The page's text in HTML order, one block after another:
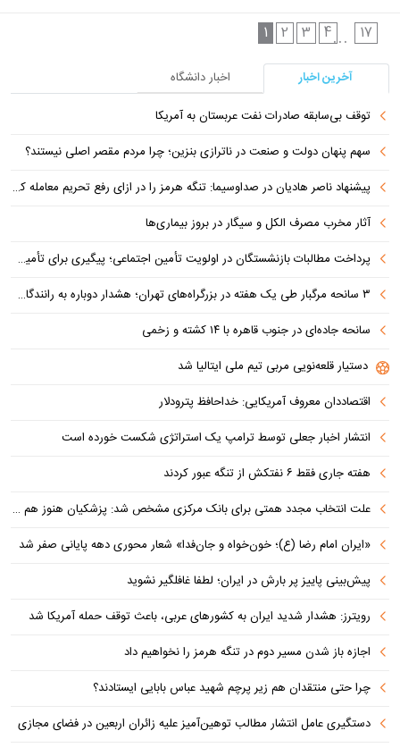
1
2 3 4... 17
آخرین اخبار
اخبار دانشگاه
توقف بی‌سابقه صادرات نفت عربستان به آمریکا
سهم پنهان دولت و صنعت در ناترازی بنزین؛ چرا مردم مقصر اصلی نیستند؟
پیشنهاد ناصر هادیان در صداوسیما: تنگه هرمز را در ازای رفع تحریم معامله کنیم
آثار مخرب مصرف الکل و سیگار در بروز بیماری‌ها
پرداخت مطالبات بازنشستگان در اولویت تأمین اجتماعی؛ پیگیری برای تأمین منابع ادامه دارد
۳ سانحه مرگبار طی یک هفته در بزرگراه‌های تهران؛ هشدار دوباره به رانندگان و عابران
سانحه جاده‌ای در جنوب قاهره با ۱۴ کشته و زخمی
دستیار قلعه‌نویی مربی تیم ملی ایتالیا شد
اقتصاددان معروف آمریکایی: خداحافظ پترودلار
انتشار اخبار جعلی توسط ترامپ یک استراتژی شکست خورده است
هفته جاری فقط ۶ نفتکش از تنگه عبور کردند
علت انتخاب مجدد همتی برای بانک مرکزی مشخص شد: پزشکیان هنوز هم متوجه نشده است چرا همتی استیضاح شد!
«ایران امام رضا (ع)؛ خون‌خواه و جان‌فدا» شعار محوری دهه پایانی صفر شد
پیش‌بینی پاییز پر بارش در ایران؛ لطفا غافلگیر نشوید
رویترز: هشدار شدید ایران به کشورهای عربی، باعث توقف حمله آمریکا شد
اجازه باز شدن مسیر دوم در تنگه هرمز را نخواهیم داد
چرا حتی منتقدان هم زیر پرچم شهید عباس بابایی ایستادند؟
دستگیری عامل انتشار مطالب توهین‌آمیز علیه زائران اربعین در فضای مجازی